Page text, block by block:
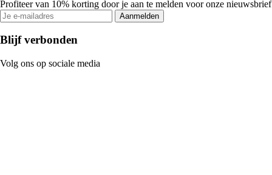
Profiteer van 10% korting door je aan te melden voor onze nieuwsbrief
Aanmelden
Blijf verbonden
Volg ons op sociale media